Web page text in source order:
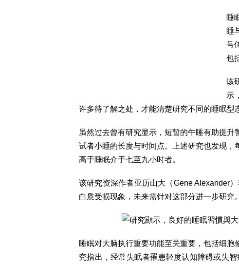
睡
睡
号
包
该
示
许多待了解之处，才能清楚研究不同的睡眠型
虽然过去曾有研究显示，短暂的午睡有助提
试者小睡的长度与时间点。上述研究也发现
高于睡眠介于七至九小时者。
该研究资深作者亚历山大（Gene Alexander
白质受损现象，未来需针对这部分进一步研究
睡眠对大脑执行重要功能至关重要，包括细
究指出，经常失眠者罹患轻度认知障碍或失